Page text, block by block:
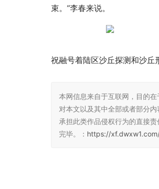
束。”李春来说。
祝融号着陆区沙丘探测和沙丘
本网信息来自于互联网，目的
对本文以及其中全部或者部分
承担此类作品侵权行为的直接
完毕。： https://